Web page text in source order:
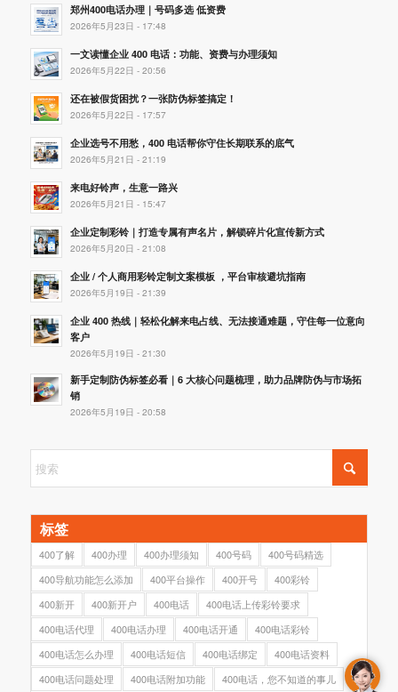
郑州400电话办理｜号码多选 低资费
2026年5月23日 - 17:48
一文读懂企业 400 电话：功能、资费与办理须知
2026年5月22日 - 20:56
还在被假货困扰？一张防伪标签搞定！
2026年5月22日 - 17:57
企业选号不用愁，400 电话帮你守住长期联系的底气
2026年5月21日 - 21:19
来电好铃声，生意一路兴
2026年5月21日 - 15:47
企业定制彩铃｜打造专属有声名片，解锁碎片化宣传新方式
2026年5月20日 - 21:08
企业 / 个人商用彩铃定制文案模板 ，平台审核避坑指南
2026年5月19日 - 21:39
企业 400 热线｜轻松化解来电占线、无法接通难题，守住每一位意向
客户
2026年5月19日 - 21:30
新手定制防伪标签必看｜6 大核心问题梳理，助力品牌防伪与市场拓
销
2026年5月19日 - 20:58
标签
400了解 400办理 400办理须知 400号码
400号码精选
400导航功能怎么添加
400平台操作 400开号
400彩铃
400新开
400新开户 400电话
400电话上传彩铃要求
400电话代理
400电话办理 400电话开通
400电话彩铃
400电话怎么办理
400电话短信 400电话绑定
400电话资料
400电话问题处理
400电话附加功能 400电话，您不知道的事儿